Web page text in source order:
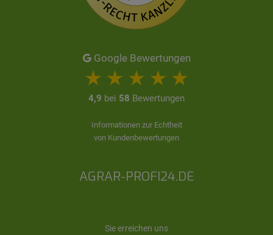
Google Bewertungen
4,9 bei 58 Bewertungen
Informationen zur Echtheit
von Kundenbewertungen
AGRAR-PROFI24.DE
Sie erreichen uns